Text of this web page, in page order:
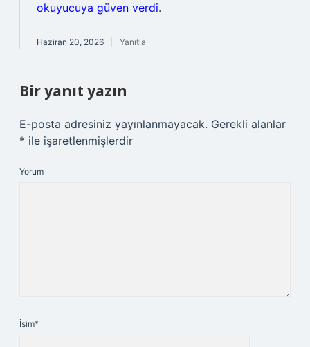
okuyucuya güven verdi.
Haziran 20, 2026 Yanıtla
Bir yanıt yazın
E-posta adresiniz yayınlanmayacak. Gerekli alanlar
* ile işaretlenmişlerdir
Yorum
İsim*